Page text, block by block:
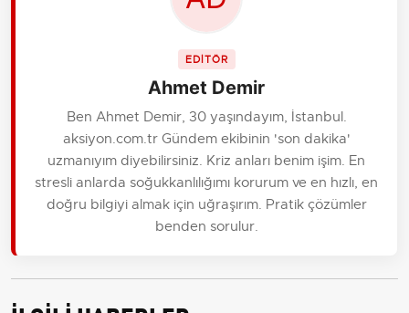
EDİTÖR
Ahmet Demir
Ben Ahmet Demir, 30 yaşındayım, İstanbul.
aksiyon.com.tr Gündem ekibinin 'son dakika'
uzmanıyım diyebilirsiniz. Kriz anları benim işim. En
stresli anlarda soğukkanlılığımı korurum ve en hızlı, en
doğru bilgiyi almak için uğraşırım. Pratik çözümler
benden sorulur.